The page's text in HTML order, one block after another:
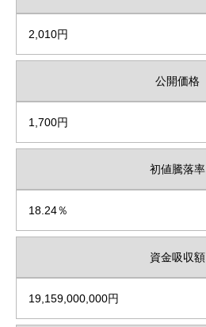
2,010円
公開価格
1,700円
初値騰落率
18.24％
資金吸収額
19,159,000,000円